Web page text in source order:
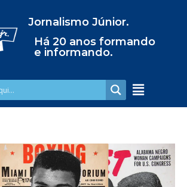
Jornalismo Júnior.
Há 20 anos formando
e informando.